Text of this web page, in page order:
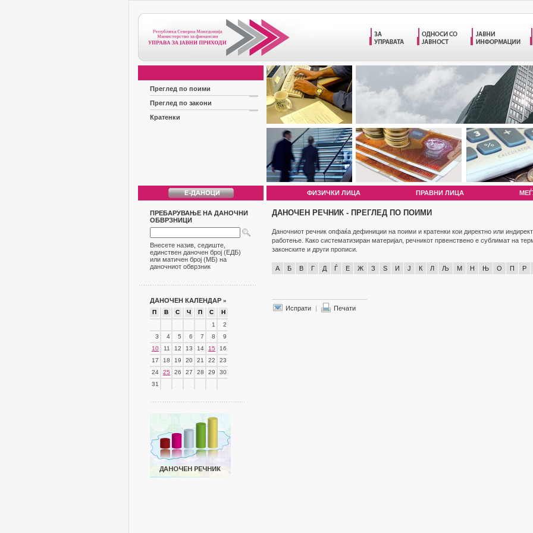
Преглед по поими
Преглед по закони
Кратенки
ФИЗИЧКИ ЛИЦА ПРАВНИ ЛИЦА
ПРЕБАРУВАЊЕ НА ДАНОЧНИ
ОБВРЗНИЦИ
Внесете назив, седиште,
единствен даночен број (ЕДБ)
или матичен број (МБ) на
даночниот обврзник
ДАНОЧЕН КАЛЕНДАР »
П В С Ч П С
Н
1
2
3
4 5 6 7 8
9
10
11 12 13 14 15
16
17
18 19 20 21 22
23
24
25 26 27 28 29
30
31
ДАНОЧЕН РЕЧНИК - ПРЕГЛЕД ПО ПОИМИ
Даночниот речник опфаќа дефиниции на поими и кратенки кои директно или
работење. Како систематизиран материјал, речникот првенствено е сублимат на
законските и други прописи.
А Б В Г Д Ѓ Е Ж З Ѕ И Ј К Л Љ М Н Њ О П Р
Испрати | Печати